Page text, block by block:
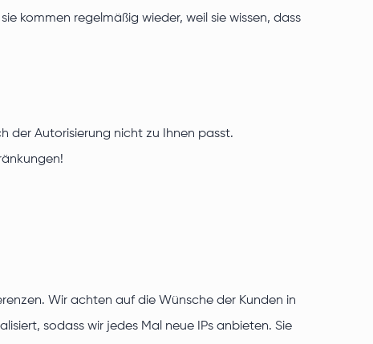
kommen regelmäßig wieder, weil sie wissen, dass
der Autorisierung nicht zu Ihnen passt.
Wir achten auf die Wünsche der Kunden in
sodass wir jedes Mal neue IPs anbieten. Sie